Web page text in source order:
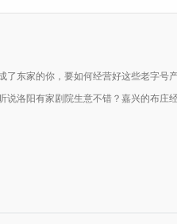
了东家的你，要如何经营好这些老字
洛阳有家剧院生意不错？嘉兴的布